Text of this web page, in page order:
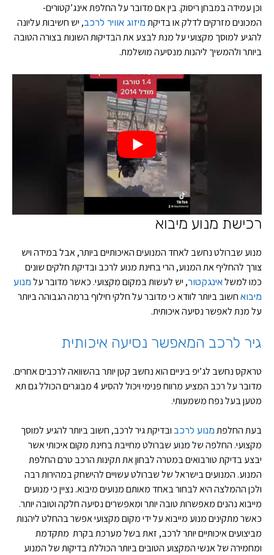
וכן עמידה במבחן ריסוק. בין אם מדובר על החלפת אינג’קטורים-
המכונים מזרקים לדלק או בדיקתמיזוג אוויר לרכב, יש חשיבות עליונה
להגיע למוסך מקצועי על מנת לבצע את הבדיקות השונות בצורה הטובה
ביותר ולהמשיך ליהנות מנסיעה מושלמת.
רכישת מנוע מיבוא
מנוע שברולט נחשב לאחד המנועים האיכותיים ביותר, אבל במידה ויש
צורך להחליף את המנוע, הרי בחינת מנוע לרכב ובדיקת חלקים שונים
כמו למשלאינגקטור, יש לעשות במקום מקצועי. כאשר מדובר עלמנוע
מיבוא חשוב ביותר לוודא כי מדובר על חלקי חילוף ברמה הגבוהה ביותר
על מנת לאפשר נסיעה איכותית.
גיר לרכב המאפשר נסיעה איכותית
טראקס נחשב לג’יפ ביניים הוא נחשב קטן יותר בהשוואה לרכבים אחרים.
מדובר על רכב המציע מרווח פנימי ויכול להסיע 4 מבוגרים הכולל גם תא
מטען בעל נפח משמעותי.
בעת החלפתמנוע לרכב ובדיקת גיר לרכב, חשוב ביותר להגיע למוסך
מקצועי. החלפה של מנוע שברולט מחייבת בחינת מקום איכותי אשר
יבצע בדיקת טורבואים במטרה לבחון את תקינות הרכב טרם החלפת
המנוע. המנועים בישראל של שברולט עשויים להישחק במהירות רבה
ולכן ההמלצה היא לבחור באחד מאותם מנועים מיבוא. נציין כי מנועים
מייבוא נהנים מאפשרות טובה יותר ומאפשרים נסיעה חלקה וטובה יותר.
כאשר מתקינים מנוע מייבוא על ידי מקום מקצועי אפשר בהחלט ליהנות
מביצועים איכותיים יותר לרכב, זאת בשל מערכת בקרת מתקדמת
ומחמירה של אנשי המקצוע הטובים ביותר הכוללת בדיקות של המנוע